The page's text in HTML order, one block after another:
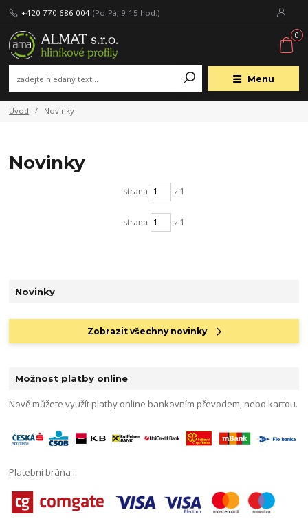
Menu
+420 770 686 004 (Po-Pá, 9-15 hod.)
0
Úvod Novinky
Novinky
Zobrazit všechny novinky
Možnost platby online
Nově můžete využít platby online bankovním převodem, nebo kartou.
Platební brána :
Novinky
strana z 1
strana z 1